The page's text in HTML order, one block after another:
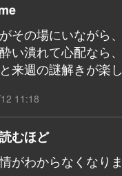
その場にいながら
い潰れて心配なら
来週の謎解きが楽し
11:18
むほど
がわからなくなり